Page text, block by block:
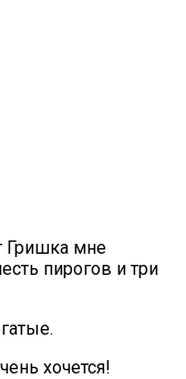
Гришка мне
пирогов и три
хочется!